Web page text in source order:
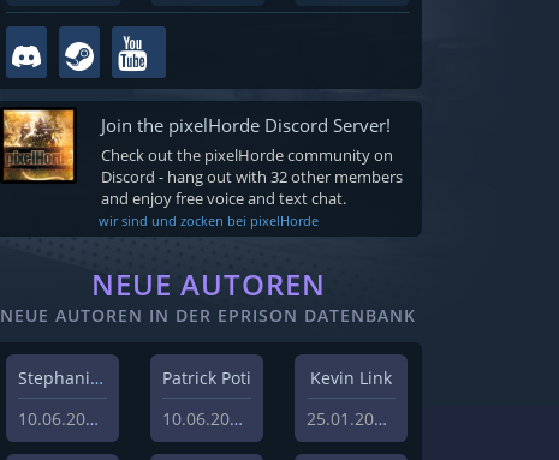
Join the pixelHorde Discord Server!
Check out the pixelHorde community on
Discord - hang out with 32 other members
and enjoy free voice and text chat.
wir sind und zocken bei pixelHorde
NEUE AUTOREN
NEUE AUTOREN IN DER EPRISON DATENBANK
Stephanie Schlottag
10.06.2026
Patrick Poti
10.06.2026
Kevin Link
25.01.2024